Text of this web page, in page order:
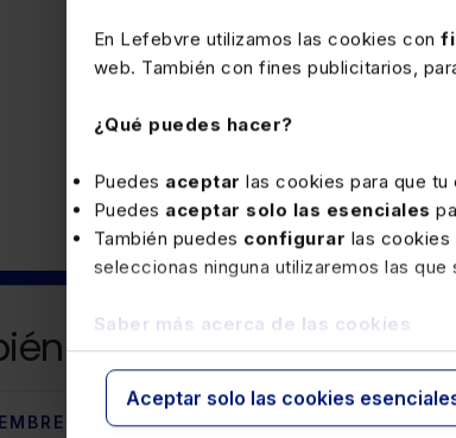
En Lefebvre utilizamos las cookies con
web. También con fines publicitarios,
¿Qué puedes hacer?
Puedes aceptar las cookies para que
Puedes aceptar solo las esenciales
También puedes configurar las cookies
seleccionas ninguna utilizaremos las
Saber más acerca de las cookies
Aceptar solo las cookies
Fiscal
puede interesarte
2023 30